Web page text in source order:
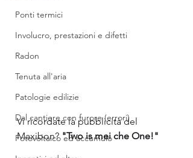
Ponti termici
Involucro, prestazioni e difetti
Radon
Tenuta all'aria
Patologie edilizie
Dal cantiere con furore (errori)
Fotovoltaico ed accumulo
Vi ricordate la pubblicità del
Maxibon? "Two is mei che One!"